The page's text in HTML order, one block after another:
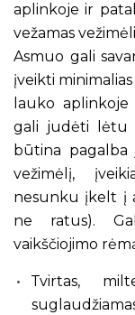
aplinkoje ir
vežamas
Asmuo gali
įveikti
lauko
gali judėti lėtu
būtina pagalba
vežimėlį,
nesunku įkelt į
ne ratus).
vaikščiojimo
Tvirtas,